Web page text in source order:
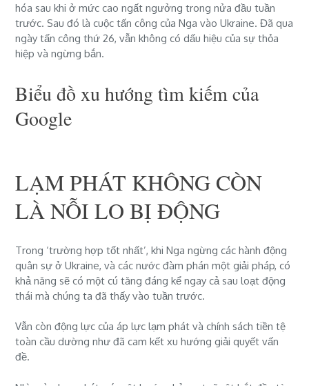
hóa sau khi ở mức cao ngất ngưởng trong nửa đầu tuần
trước. Sau đó là cuộc tấn công của Nga vào Ukraine.Đã qua
ngày tấn công thứ26, vẫn không có dấu hiệu của sự thỏa
hiệp và ngừng bắn.
Biểu đồ xu hướng tìm kiếm của
Google
LẠM PHÁT KHÔNG CÒN
LÀ NỖI LO BỊ ĐỘNG
Trong ‘trường hợp tốt nhất’, khiNga ngừng các hành động
quân sự ở Ukraine, và các nước đàm phán một giải pháp, có
khả năng sẽ có một cú tăng đáng kể ngay cả sau loạt động
thái mà chúng ta đã thấy vào tuần trước.
Vẫn còn động lực của áp lực lạm phát và chính sách tiền tệ
toàn cầu dường như đã cam kết xu hướng giải quyết vấn
đề.